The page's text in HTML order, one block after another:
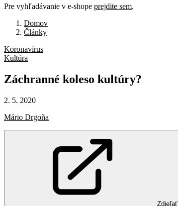
Pre vyhľadávanie v e-shope prejdite sem.
Domov
Články
Koronavírus
Kultúra
Záchranné koleso kultúry?
2. 5. 2020
Mário Drgoňa
Zdieľať